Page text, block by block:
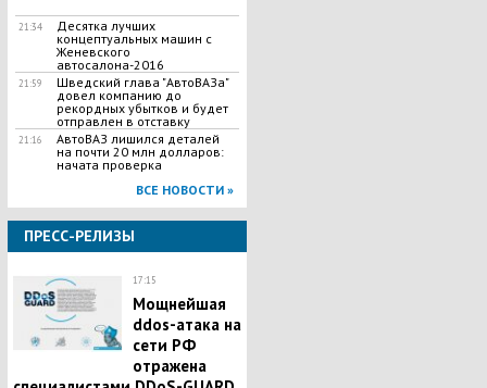
21:34
Десятка лучших
концептуальных машин с
Женевского
автосалона-2016
21:59
Шведский глава "АвтоВАЗа"
довел компанию до
рекордных убытков и будет
отправлен в отставку
21:16
АвтоВАЗ лишился деталей
на почти 20 млн долларов:
начата проверка
ВСЕ НОВОСТИ »
ПРЕСС-РЕЛИЗЫ
17:15
Мощнейшая
ddos-атака на
сети РФ
отражена